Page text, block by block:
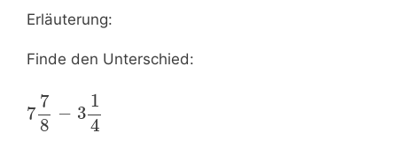
Erläuterung:
Finde den Unterschied:
7
7
8
− 3
1
4